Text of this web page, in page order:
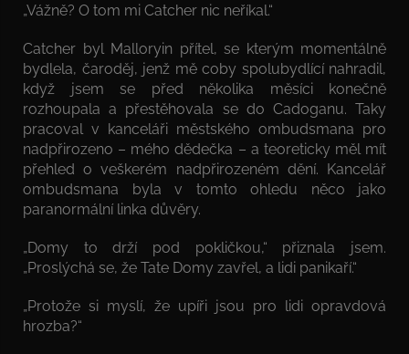
„Vážně? O tom mi Catcher nic neříkal.“
Catcher byl Malloryin přítel, se kterým momentálně
bydlela, čaroděj, jenž mě coby spolubydlící nahradil,
když jsem se před několika měsíci konečně
rozhoupala a přestěhovala se do Cadoganu. Taky
pracoval v kanceláři městského ombudsmana pro
nadpřirozeno – mého dědečka – a teoreticky měl mít
přehled o veškerém nadpřirozeném dění. Kancelář
ombudsmana byla v tomto ohledu něco jako
paranormální linka důvěry.
„Domy to drží pod pokličkou,“ přiznala jsem.
„Proslýchá se, že Tate Domy zavřel, a lidi panikaří.“
„Protože si myslí, že upíři jsou pro lidi opravdová
hrozba?“